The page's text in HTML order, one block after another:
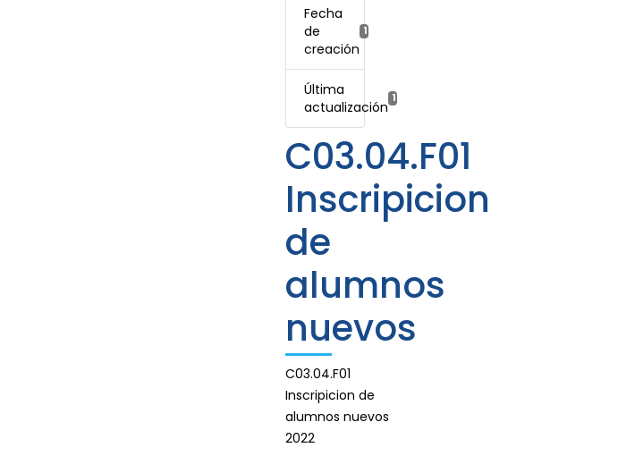
Fecha
de
creación
15 mayo, 2023
Última
actualización
15 mayo, 2023
C03.04.F01
Inscripicion
de
alumnos
nuevos
C03.04.F01
Inscripicion de
alumnos nuevos
2022